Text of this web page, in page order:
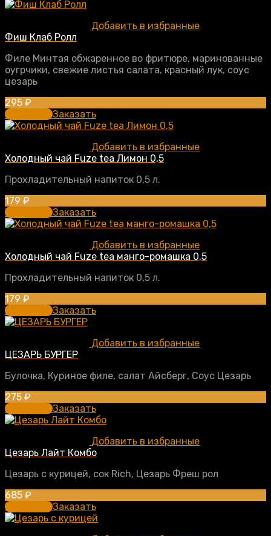
Добавить в избранные
Фиш Клаб Ролл
Филе Минтая обжаренное во фритюре, маринованные
оугрчики, свежие листья салата, красный лук, соус
цезарь
295 ₽
В корзинуЗаказать
Добавить в избранные
Холодный чай Fuze tea Лимон 0,5
Прохладительный напиток 0,5 л.
179 ₽
В корзинуЗаказать
Добавить в избранные
Холодный чай Fuze tea манго-ромашка 0,5
Прохладительный напиток 0,5 л.
179 ₽
В корзинуЗаказать
Добавить в избранные
ЦЕЗАРЬ БУРГЕР
Булочка, Куриное филе, салат Айсберг, Соус Цезарь
275 ₽
В корзинуЗаказать
Добавить в избранные
Цезарь Лайт Комбо
Цезарь с курицей, сок Rich, Цезарь Фреш рол
685 ₽
В корзинуЗаказать